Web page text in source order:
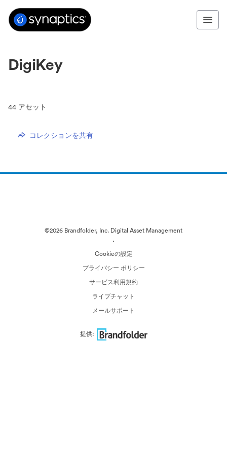
DigiKey
44 アセット
コレクションを共有
©2026 Brandfolder, Inc. Digital Asset Management
·
Cookieの設定
プライバシー ポリシー
サービス利用規約
ライブチャット
メールサポート
提供: